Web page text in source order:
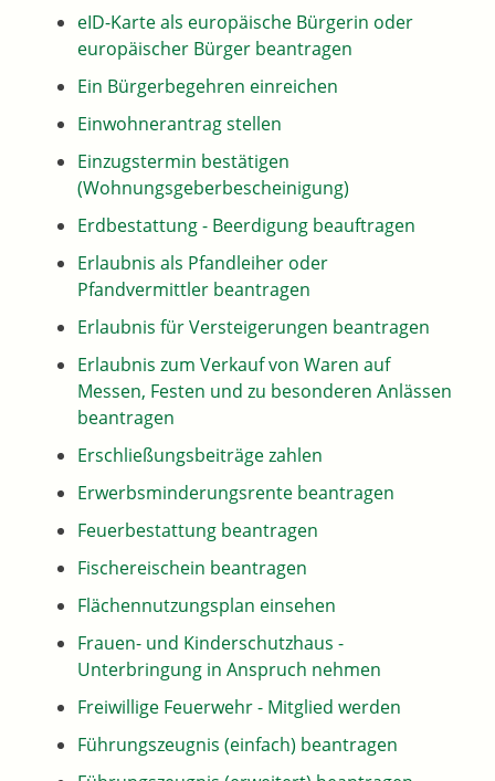
eID-Karte als europäische Bürgerin oder
europäischer Bürger beantragen
Ein Bürgerbegehren einreichen
Einwohnerantrag stellen
Einzugstermin bestätigen
(Wohnungsgeberbescheinigung)
Erdbestattung - Beerdigung beauftragen
Erlaubnis als Pfandleiher oder
Pfandvermittler beantragen
Erlaubnis für Versteigerungen beantragen
Erlaubnis zum Verkauf von Waren auf
Messen, Festen und zu besonderen Anlässen
beantragen
Erschließungsbeiträge zahlen
Erwerbsminderungsrente beantragen
Feuerbestattung beantragen
Fischereischein beantragen
Flächennutzungsplan einsehen
Frauen- und Kinderschutzhaus -
Unterbringung in Anspruch nehmen
Freiwillige Feuerwehr - Mitglied werden
Führungszeugnis (einfach) beantragen